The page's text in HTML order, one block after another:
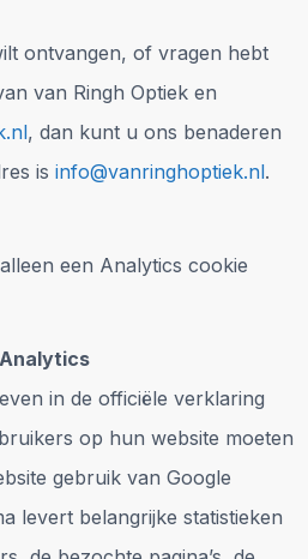
ontvangen, of vragen hebt
van Ringh Optiek en
, dan kunt u ons benaderen
is info@vanringhoptiek.nl.
een Analytics cookie
in de officiële verklaring
op hun website moeten
gebruik van Google
levert belangrijke statistieken